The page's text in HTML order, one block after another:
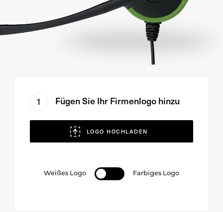
1 Fügen Sie Ihr Firmenlogo hinzu
LOGO HOCHLADEN
Weißes Logo Farbiges Logo